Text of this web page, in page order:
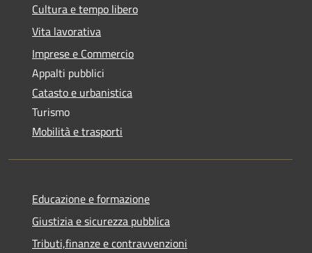
Cultura e tempo libero
Vita lavorativa
Imprese e Commercio
Appalti pubblici
Catasto e urbanistica
Turismo
Mobilità e trasporti
Educazione e formazione
Giustizia e sicurezza pubblica
Tributi,finanze e contravvenzioni